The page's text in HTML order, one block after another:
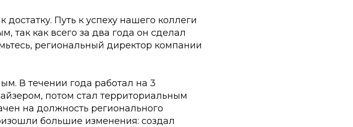
Путь к успеху нашего коллеги
так как всего за два года он сделал
региональный директор компании
В течении года работал на 3
потом стал территориальным
на должность регионального
большие изменения: создал